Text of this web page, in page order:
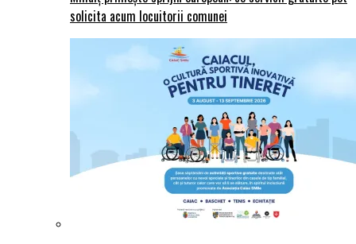
solicita acum locuitorii comunei